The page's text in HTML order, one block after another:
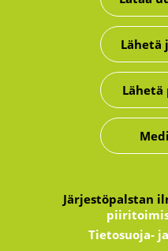
Järjestöpalstan
Tietosuoja-